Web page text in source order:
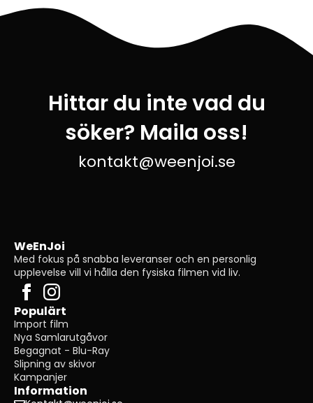
Hittar du inte vad du
söker? Maila oss!
kontakt@weenjoi.se
WeEnJoi
Med fokus på snabba leveranser och en personlig
upplevelse vill vi hålla den fysiska filmen vid liv.
Populärt
Import film
Nya Samlarutgåvor
Begagnat - Blu-Ray
Slipning av skivor
Kampanjer
Information